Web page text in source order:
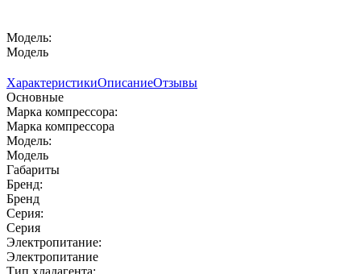
Модель:
Модель
ХарактеристикиОписаниеОтзывы
Основные
Марка компрессора:
Марка компрессора
Модель:
Модель
Габариты
Бренд:
Бренд
Серия:
Серия
Электропитание:
Электропитание
Тип хладагента: